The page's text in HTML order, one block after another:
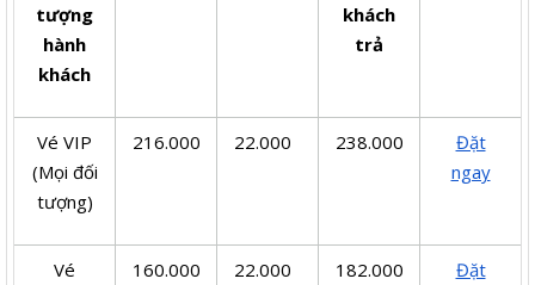
tượng
hành
khách
khách
trả
Vé VIP
(Mọi đối
tượng)
216.000 22.000 238.000
Đặt
ngay
Vé
160.000 22.000 182.000
Đặt